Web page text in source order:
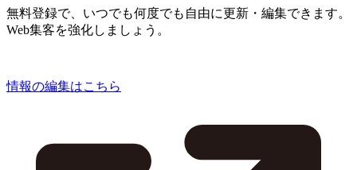
無料登録で、いつでも何度でも自由に更新・編集できます。
Web集客を強化しましょう。
情報の編集はこちら